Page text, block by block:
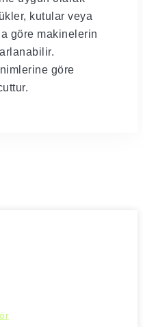
kutular veya
göre makinelerin
göre